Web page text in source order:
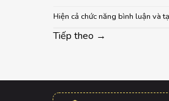
Hiện cả chức năng bình luận và
Tiếp theo →